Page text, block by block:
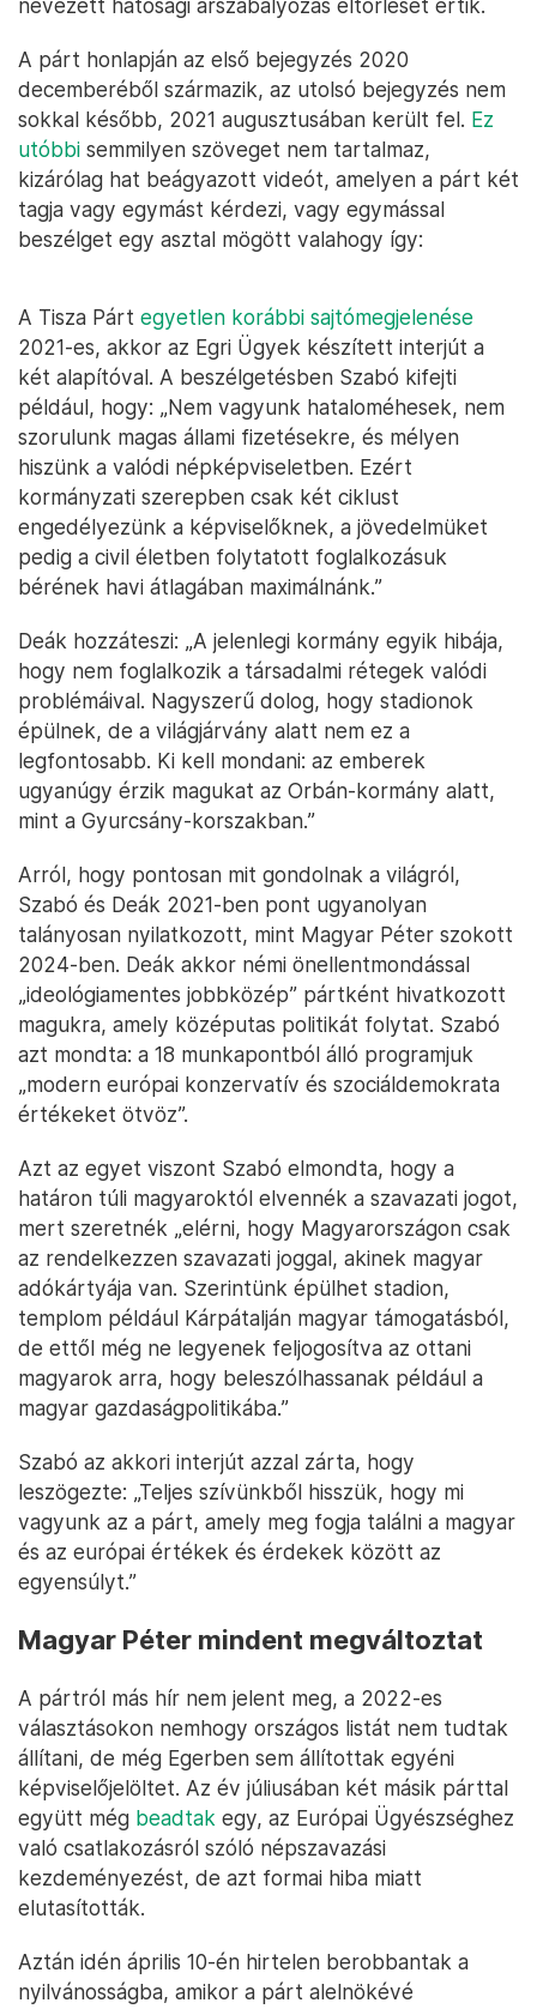
nevezett hatósági árszabályozás eltörlését értik.
A párt honlapján az első bejegyzés 2020
decemberéből származik, az utolsó bejegyzés nem
sokkal később, 2021 augusztusában került fel. Ez
utóbbi semmilyen szöveget nem tartalmaz,
kizárólag hat beágyazott videót, amelyen a párt két
tagja vagy egymást kérdezi, vagy egymással
beszélget egy asztal mögött valahogy így:
A Tisza Párt egyetlen korábbi sajtómegjelenése
2021-es, akkor az Egri Ügyek készített interjút a
két alapítóval. A beszélgetésben Szabó kifejti
például, hogy: „Nem vagyunk hataloméhesek, nem
szorulunk magas állami fizetésekre, és mélyen
hiszünk a valódi népképviseletben. Ezért
kormányzati szerepben csak két ciklust
engedélyezünk a képviselőknek, a jövedelmüket
pedig a civil életben folytatott foglalkozásuk
bérének havi átlagában maximálnánk.”
Deák hozzáteszi: „A jelenlegi kormány egyik hibája,
hogy nem foglalkozik a társadalmi rétegek valódi
problémáival. Nagyszerű dolog, hogy stadionok
épülnek, de a világjárvány alatt nem ez a
legfontosabb. Ki kell mondani: az emberek
ugyanúgy érzik magukat az Orbán-kormány alatt,
mint a Gyurcsány-korszakban.”
Arról, hogy pontosan mit gondolnak a világról,
Szabó és Deák 2021-ben pont ugyanolyan
talányosan nyilatkozott, mint Magyar Péter szokott
2024-ben. Deák akkor némi önellentmondással
„ideológiamentes jobbközép” pártként hivatkozott
magukra, amely középutas politikát folytat. Szabó
azt mondta: a 18 munkapontból álló programjuk
„modern európai konzervatív és szociáldemokrata
értékeket ötvöz”.
Azt az egyet viszont Szabó elmondta, hogy a
határon túli magyaroktól elvennék a szavazati jogot,
mert szeretnék „elérni, hogy Magyarországon csak
az rendelkezzen szavazati joggal, akinek magyar
adókártyája van. Szerintünk épülhet stadion,
templom például Kárpátalján magyar támogatásból,
de ettől még ne legyenek feljogosítva az ottani
magyarok arra, hogy beleszólhassanak például a
magyar gazdaságpolitikába.”
Szabó az akkori interjút azzal zárta, hogy
leszögezte: „Teljes szívünkből hisszük, hogy mi
vagyunk az a párt, amely meg fogja találni a magyar
és az európai értékek és érdekek között az
egyensúlyt.”
Magyar Péter mindent megváltoztat
A pártról más hír nem jelent meg, a 2022-es
választásokon nemhogy országos listát nem tudtak
állítani, de még Egerben sem állítottak egyéni
képviselőjelöltet. Az év júliusában két másik párttal
együtt még beadtak egy, az Európai Ügyészséghez
való csatlakozásról szóló népszavazási
kezdeményezést, de azt formai hiba miatt
elutasították.
Aztán idén április 10-én hirtelen berobbantak a
nyilvánosságba, amikor a párt alelnökévé